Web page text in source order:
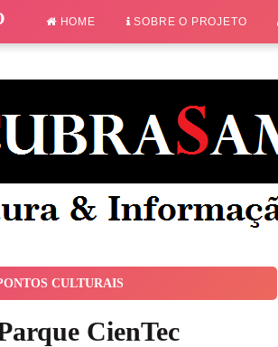
HOME SOBRE O PROJETO
CULTURAIS
CienTec